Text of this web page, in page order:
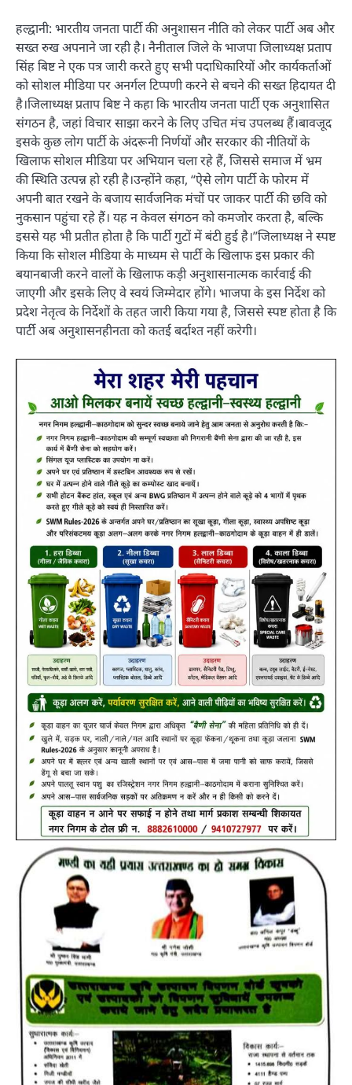
हल्द्वानी: भारतीय जनता पार्टी की अनुशासन नीति को लेकर पार्टी अब और
सख्त रुख अपनाने जा रही है। नैनीताल जिले के भाजपा जिलाध्यक्ष प्रताप
सिंह बिष्ट ने एक पत्र जारी करते हुए सभी पदाधिकारियों और कार्यकर्ताओं
को सोशल मीडिया पर अनर्गल टिप्पणी करने से बचने की सख्त हिदायत दी
है।जिलाध्यक्ष प्रताप बिष्ट ने कहा कि भारतीय जनता पार्टी एक अनुशासित
संगठन है, जहां विचार साझा करने के लिए उचित मंच उपलब्ध हैं।बावजूद
इसके कुछ लोग पार्टी के अंदरूनी निर्णयों और सरकार की नीतियों के
खिलाफ सोशल मीडिया पर अभियान चला रहे हैं, जिससे समाज में भ्रम
की स्थिति उत्पन्न हो रही है।उन्होंने कहा, “ऐसे लोग पार्टी के फोरम में
अपनी बात रखने के बजाय सार्वजनिक मंचों पर जाकर पार्टी की छवि को
नुकसान पहुंचा रहे हैं। यह न केवल संगठन को कमजोर करता है, बल्कि
इससे यह भी प्रतीत होता है कि पार्टी गुटों में बंटी हुई है।”जिलाध्यक्ष ने स्पष्ट
किया कि सोशल मीडिया के माध्यम से पार्टी के खिलाफ इस प्रकार की
बयानबाजी करने वालों के खिलाफ कड़ी अनुशासनात्मक कार्रवाई की
जाएगी और इसके लिए वे स्वयं जिम्मेदार होंगे। भाजपा के इस निर्देश को
प्रदेश नेतृत्व के निर्देशों के तहत जारी किया गया है, जिससे स्पष्ट होता है कि
पार्टी अब अनुशासनहीनता को कतई बर्दाश्त नहीं करेगी।